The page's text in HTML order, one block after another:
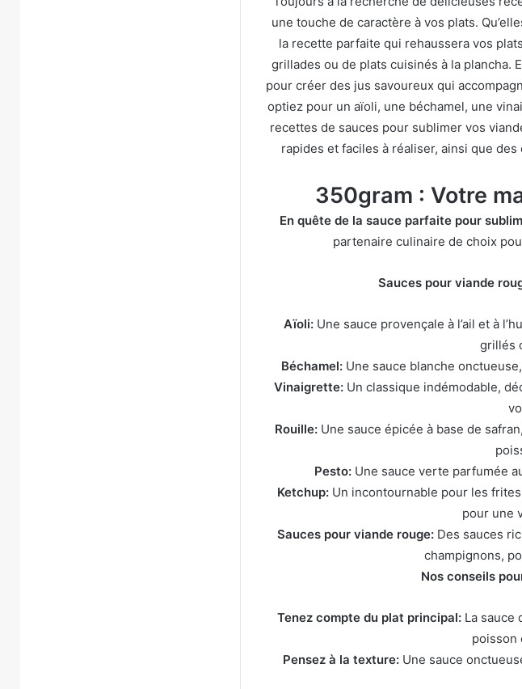
une touche de caractère à vos plats.
la recette parfaite qui rehaussera vos
grillades ou de plats cuisinés à la plancha.
pour créer des jus savoureux qui
optiez pour un aïoli, une béchamel, une
recettes de sauces pour sublimer vos
rapides et faciles à réaliser, ainsi que
350gram : Votre
En quête de la sauce parfaite pour
partenaire culinaire de choix
Sauces pour viande
Aïoli:Une sauce provençale à l’ail et à
grillés
Béchamel:Une sauce blanche
Vinaigrette:Un classique indémodable,
Rouille: Une sauce épicée à base de
Pesto: Une sauce verte parfumée
Ketchup: Un incontournable pour les
pour une
Sauces pour viande rouge: Des sauces
champignons,
Nos conseils
Tenez compte du plat principal: La sauce
poisson
Pensez à la texture: Une sauce